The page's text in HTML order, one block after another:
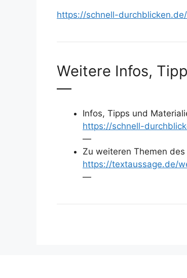
https://schnell-
Weitere Infos,
—
Infos, Tipps und
https://schnell-
—
Zu weiteren Themen
https://textaussage.de/
—